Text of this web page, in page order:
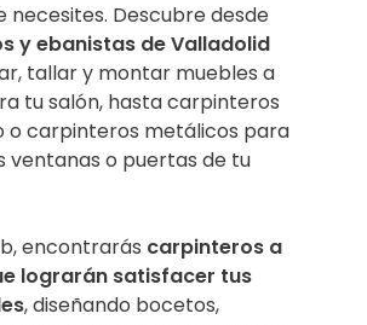
necesites. Descubre desde
y ebanistas de Valladolid
tallar y montar muebles a
tu salón, hasta carpinteros
o carpinteros metálicos para
ventanas o puertas de tu
encontrarás carpinteros a
lograrán satisfacer tus
, diseñando bocetos,